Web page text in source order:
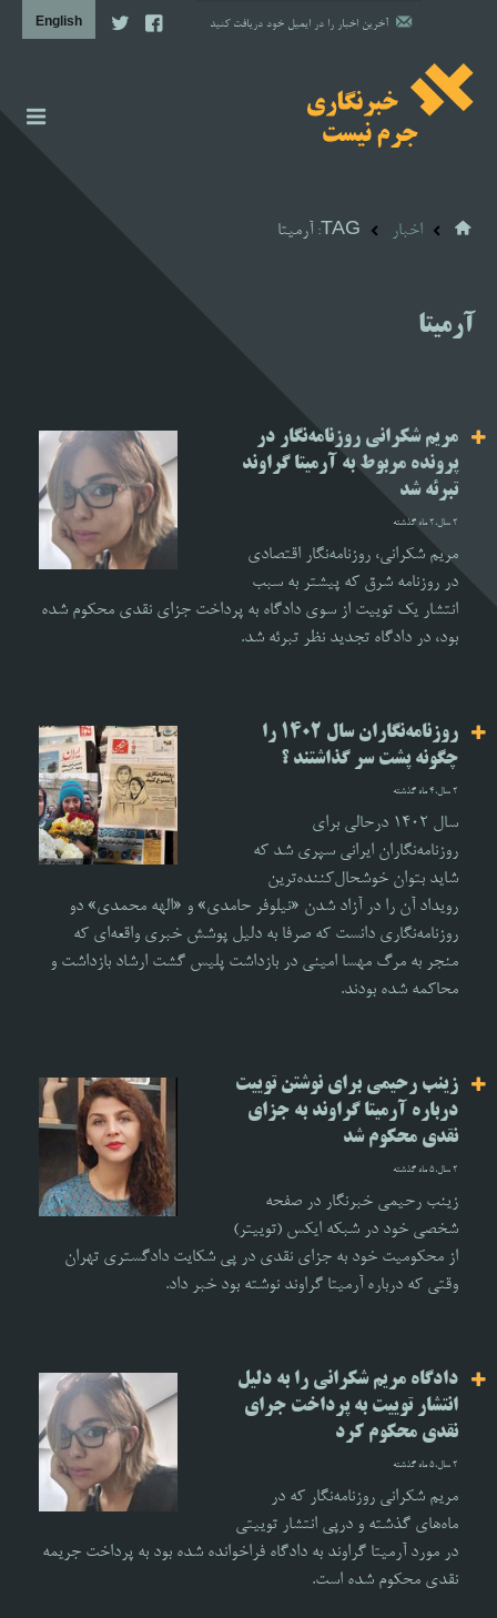
گزارش
مشاوره حقوقی
پروژه‌ها
تصویری
اخبار TAG: آرمیتا
آرمیتا
مریم شکرانی روزنامه‌نگار در
پرونده مربوط به آرمیتا گراوند
تبرئه شد
2 سال،2 ماه گذشته
مریم شکرانی، روزنامه‌نگار اقتصادی
در روزنامه شرق که پیشتر به سبب
انتشار یک توییت از سوی دادگاه به پرداخت جزای نقدی محکوم شده
بود، در دادگاه تجدید نظر تبرئه شد.
روزنامه‌نگاران سال ۱۴۰۲ را
چگونه پشت سر گذاشتند ؟
2 سال،4 ماه گذشته
سال ۱۴۰۲ درحالی برای
روزنامه‌نگاران ایرانی سپری شد که
شاید بتوان خوشحال‌کننده‌ترین
رویداد آن را در آزاد شدن «نیلوفر حامدی» و «الهه محمدی» دو
روزنامه‌نگاری دانست که صرفا به دلیل پوشش خبری واقعه‌ای که
منجر به مرگ مهسا امینی در بازداشت پلیس گشت ارشاد بازداشت و
محاکمه شده بودند.
زینب رحیمی برای نوشتن توییت
درباره آرمیتا گراوند به جزای
نقدی محکوم شد
2 سال،5 ماه گذشته
زینب رحیمی خبرنگار در صفحه
شخصی خود در شبکه ایکس (توییتر)
از محکومیت خود به جزای نقدی در پی شکایت دادگستری تهران
وقتی که درباره آرمیتا گراوند نوشته بود خبر داد.
دادگاه مریم شکرانی را به دلیل
انتشار توییت به پرداخت جرای
نقدی محکوم کرد
2 سال،5 ماه گذشته
مریم شکرانی روزنامه‌نگار که در
ماه‌های گذشته و درپی انتشار توییتی
در مورد آرمیتا گراوند به دادگاه فراخوانده شده بود به پرداخت جریمه
نقدی محکوم شده است.